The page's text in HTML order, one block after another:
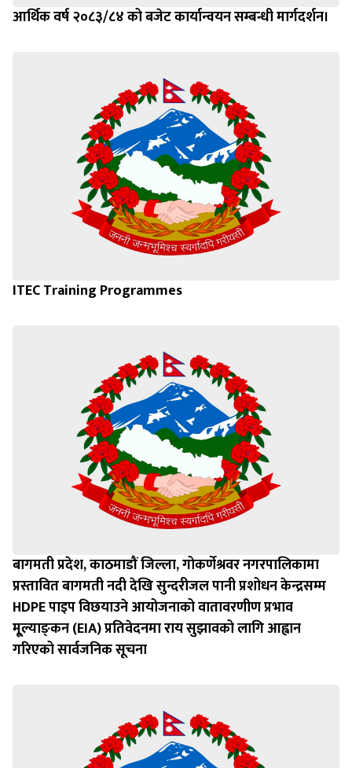
आर्थिक वर्ष २०८३/८४ को बजेट कार्यान्वयन सम्बन्धी मार्गदर्शन।
ITEC Training Programmes
बागमती प्रदेश, काठमाडौं जिल्ला, गोकर्णेश्रवर नगरपालिकामा
प्रस्तावित बागमती नदी देखि सुन्दरीजल पानी प्रशोधन केन्द्रसम्म
HDPE पाइप विछयाउने आयोजनाको वातावरणीण प्रभाव
मू्ल्याङ्‍कन (EIA) प्रतिवेदनमा राय सुझावको लागि आह्वान
गरिएको सार्वजनिक सूचना